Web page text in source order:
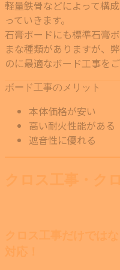
軽量鉄骨などによって構
っていきます。
石膏ボードにも標準石膏
まな種類がありますが、
のに最適なボード工事を
ボード工事のメリット
本体価格が安い
高い耐火性能がある
遮音性に優れる
クロス工事・ク
クロス工事だけでは
対応！